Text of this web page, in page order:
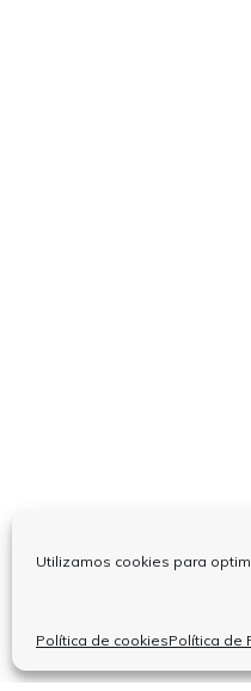
Utilizamos cookies para
Política de cookiesPolítica de